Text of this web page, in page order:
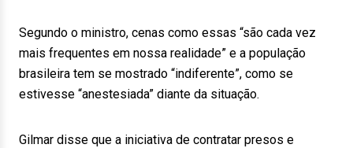
Segundo o ministro, cenas como essas “são cada vez
mais frequentes em nossa realidade” e a população
brasileira tem se mostrado “indiferente”, como se
estivesse “anestesiada” diante da situação.
Gilmar disse que a iniciativa de contratar presos e